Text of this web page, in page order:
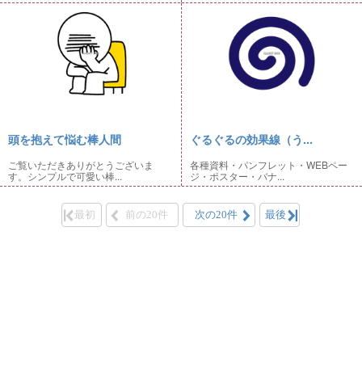
頭を抱えて悩む棒人間
ご覧いただきありがとうございま
す。シンプルで可愛い棒...
ぐるぐるの効果線（う...
各種資料・パンフレット・WEBペー
ジ・ポスター・バナ...
最初 前の20件 次の20件 最後